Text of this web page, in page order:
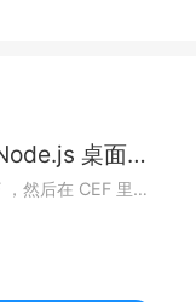
Qt + CEF + Node.js 桌面开发实战
在 Qt 里内嵌 CEF ，然后在 CEF 里内嵌 Node.js，从 Qt 和 Node.js 两大框架里取长补短，打造一个加强版本的 Electron。